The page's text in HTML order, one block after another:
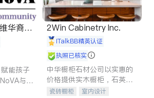
华裔家
能孩子
与您
、充满
2Win Cabinetry Inc.
iTalkBB精英认证
执照已核实
中华橱柜石材公司以实惠的
价格提供实木橱柜，石英石
台面，多种优质不锈钢水
瓷砖橱柜
室内设计